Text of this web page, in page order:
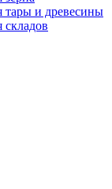
и древесины